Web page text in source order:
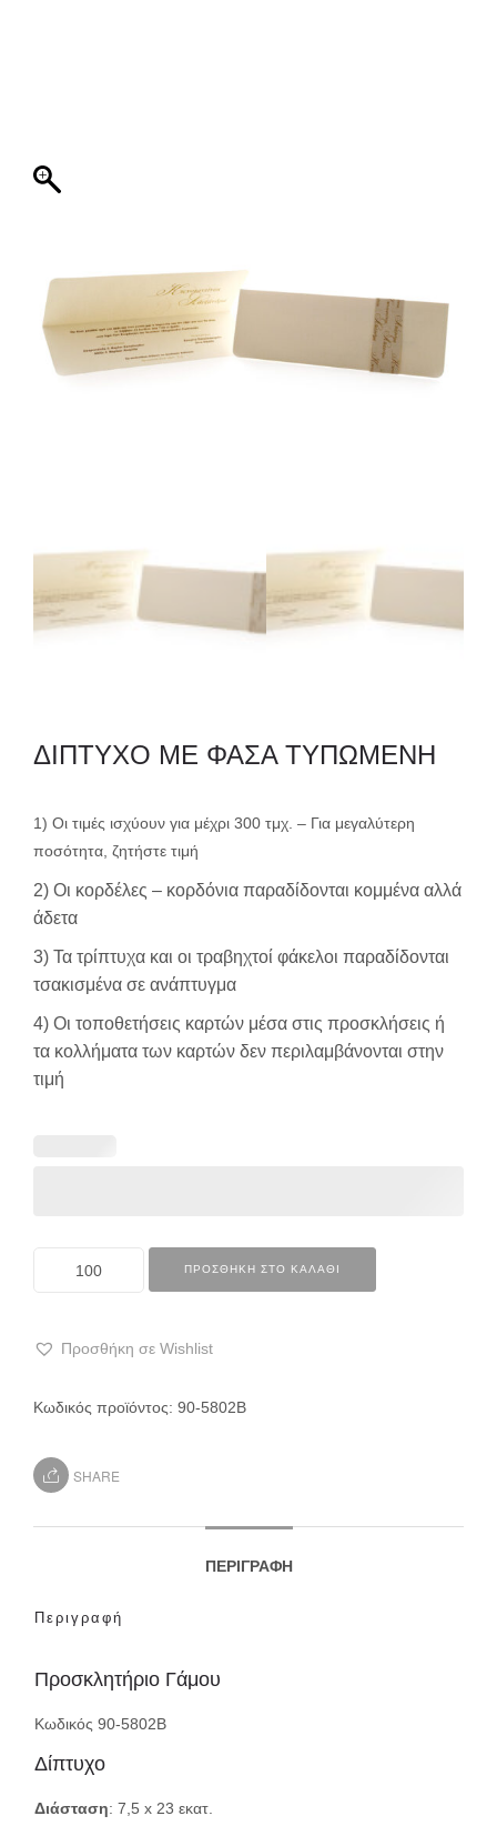
ΔΙΠΤΥΧΟ ΜΕ ΦΑΣΑ ΤΥΠΩΜΕΝΗ
1) Οι τιμές ισχύουν για μέχρι 300 τμχ. – Για μεγαλύτερη
ποσότητα, ζητήστε τιμή
2) Οι κορδέλες – κορδόνια παραδίδονται κομμένα αλλά
άδετα
3) Τα τρίπτυχα και οι τραβηχτοί φάκελοι παραδίδονται
τσακισμένα σε ανάπτυγμα
4) Οι τοποθετήσεις καρτών μέσα στις προσκλήσεις ή
τα κολλήματα των καρτών δεν περιλαμβάνονται στην
τιμή
ΠΡΟΣΘΉΚΗ ΣΤΟ ΚΑΛΆΘΙ
Προσθήκη σε Wishlist
Κωδικός προϊόντος: 90-5802Β
SHARE
ΠΕΡΙΓΡΑΦΉ
Περιγραφή
Προσκλητήριο Γάμου
Κωδικός 90-5802Β
Δίπτυχο
Διάσταση: 7,5 x 23 εκατ.